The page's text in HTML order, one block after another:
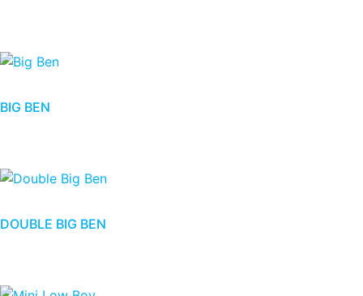
BIG BEN
DOUBLE BIG BEN